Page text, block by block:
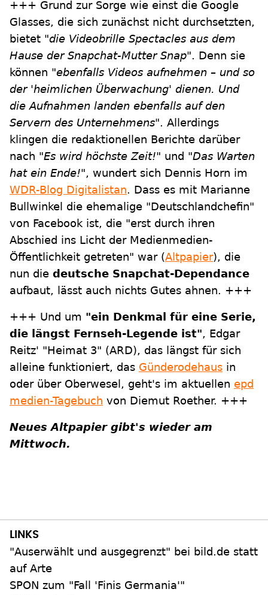
+++ Grund zur Sorge wie einst die Google
Glasses, die sich zunächst nicht durchsetzten,
bietet "die Videobrille Spectacles aus dem
Hause der Snapchat-Mutter Snap". Denn sie
können "ebenfalls Videos aufnehmen – und so
der 'heimlichen Überwachung' dienen. Und
die Aufnahmen landen ebenfalls auf den
Servern des Unternehmens". Allerdings
klingen die redaktionellen Berichte darüber
nach "Es wird höchste Zeit!" und "Das Warten
hat ein Ende!", wundert sich Dennis Horn im
WDR-Blog Digitalistan. Dass es mit Marianne
Bullwinkel die ehemalige "Deutschlandchefin"
von Facebook ist, die "erst durch ihren
Abschied ins Licht der Medienmedien-
Öffentlichkeit getreten" war (Altpapier), die
nun die deutsche Snapchat-Dependance
aufbaut, lässt auch nichts Gutes ahnen. +++
+++ Und um "ein Denkmal für eine Serie,
die längst Fernseh-Legende ist", Edgar
Reitz' "Heimat 3" (ARD), das längst für sich
alleine funktioniert, das Günderodehaus in
oder über Oberwesel, geht's im aktuellen epd
medien-Tagebuch von Diemut Roether. +++
Neues Altpapier gibt's wieder am
Mittwoch.
"Auserwählt und ausgegrenzt" bei bild.de statt
auf Arte
SPON zum "Fall 'Finis Germania'"